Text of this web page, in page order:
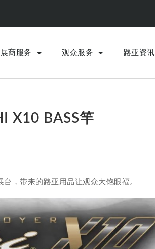
展商服务 观众服务 路亚资讯
X10 BASS竿
，带来的路亚用品让观众大饱眼福。